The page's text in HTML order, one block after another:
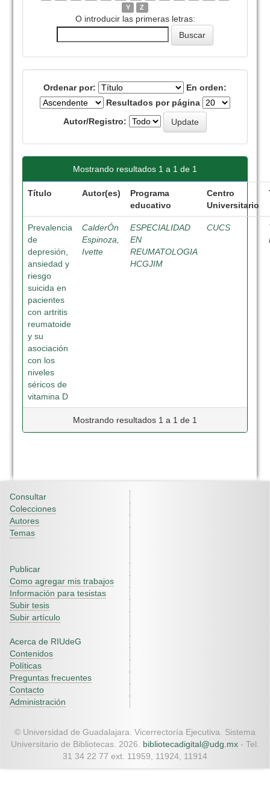
Y
Z
O introducir las primeras letras:
Ordenar por:
En orden:
Resultados por página
Autor/Registro:
Mostrando resultados 1 a 1 de 1
Título Autor(es)
Programa
educativo
Centro
Universitario
Prevalencia
de
depresión,
ansiedad y
riesgo
suicida en
pacientes
con artritis
reumatoide
y su
asociación
con los
niveles
séricos de
vitamina D
CalderÓn
Espinoza,
Ivette
ESPECIALIDAD
EN
REUMATOLOGIA
HCGJIM
CUCS
Mostrando resultados 1 a 1 de 1
Consultar
Colecciones
Autores
Temas
Publicar
Como agregar mis trabajos
Información para tesistas
Subir tesis
Subir artículo
Acerca de RIUdeG
Contenidos
Políticas
Preguntas frecuentes
Contacto
Administración
© Universidad de Guadalajara. Vicerrectoría Ejecutiva. Sistema
Universitario de Bibliotecas. 2026. bibliotecadigital@udg.mx - Tel.
31 34 22 77 ext. 11959, 11924, 11914